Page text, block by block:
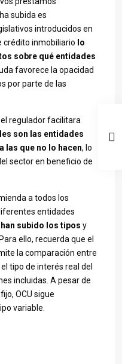
subida es
introducidos en
crédito inmobiliario lo
sobre qué entidades
favorece la opacidad
por parte de las
el regulador facilitara
son las entidades
las que no lo hacen, lo
sector en beneficio de
a todos los
entidades
subido los tipos y
ello, recuerda que el
la comparación entre
tipo de interés real del
incluidas. A pesar de
OCU sigue
variable.